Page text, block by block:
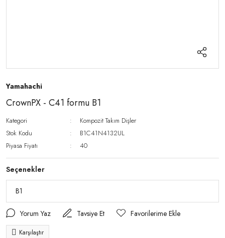
Yamahachi
CrownPX - C41 formu B1
Kategori
Kompozit Takım Dişler
Stok Kodu
B1C41N4132UL
Piyasa Fiyatı
40
Seçenekler
Yorum Yaz Tavsiye Et
Karşılaştır